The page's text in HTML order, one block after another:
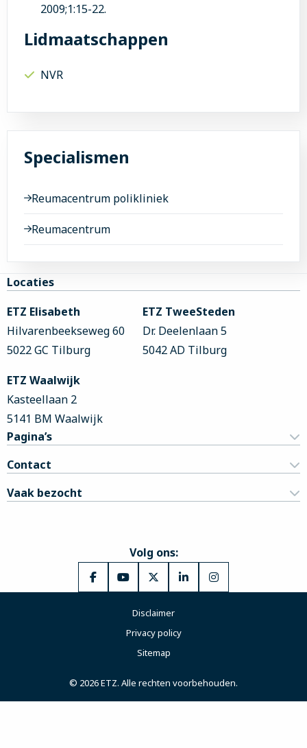
2009;1:15-22.
Lidmaatschappen
NVR
Specialismen
Reumacentrum polikliniek
Reumacentrum
Site
footer
Locaties
ETZ Elisabeth
Hilvarenbeekseweg 60
5022 GC Tilburg
ETZ TweeSteden
Dr. Deelenlaan 5
5042 AD Tilburg
ETZ Waalwijk
Kasteellaan 2
5141 BM Waalwijk
Pagina’s
Contact
Vaak bezocht
Volg ons:
Ga
Facebook
Ga
YouTube
Ga
X
Ga
Ga
Disclaimer
Privacy policy
Sitemap
© 2026 ETZ. Alle rechten voorbehouden.